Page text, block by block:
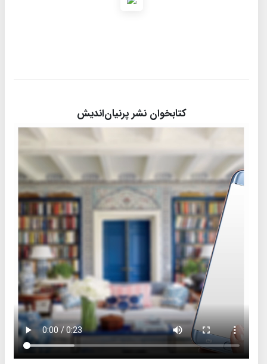
کتابخوان نشر پرنیان‌اندیش